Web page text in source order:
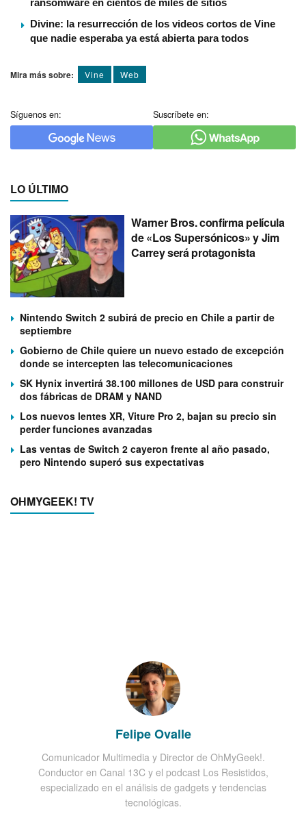
ransomware en cientos de miles de sitios
Divine: la resurrección de los videos cortos de Vine
que nadie esperaba ya está abierta para todos
Mira más sobre: Vine Web
Síguenos en: Suscríbete en:
LO ÚLTIMO
Warner Bros. confirma película
de «Los Supersónicos» y Jim
Carrey será protagonista
Nintendo Switch 2 subirá de precio en Chile a partir de
septiembre
Gobierno de Chile quiere un nuevo estado de excepción
donde se intercepten las telecomunicaciones
SK Hynix invertirá 38.100 millones de USD para construir
dos fábricas de DRAM y NAND
Los nuevos lentes XR, Viture Pro 2, bajan su precio sin
perder funciones avanzadas
Las ventas de Switch 2 cayeron frente al año pasado,
pero Nintendo superó sus expectativas
OHMYGEEK! TV
Felipe Ovalle
Comunicador Multimedia y Director de OhMyGeek!.
Conductor en Canal 13C y el podcast Los Resistidos,
especializado en el análisis de gadgets y tendencias
tecnológicas.